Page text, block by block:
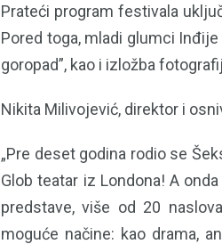
Prateći program festivala
Pored toga, mladi glumci
goropad”, kao i izložba
Nikita Milivojević, direktor i
„Pre deset godina rodio se
Glob teatar iz Londona! A
predstave, više od 20
moguće načine: kao drama,